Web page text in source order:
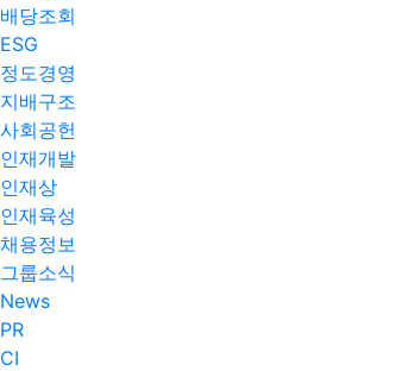
배당조회
ESG
정도경영
지배구조
사회공헌
인재개발
인재상
인재육성
채용정보
그룹소식
News
PR
CI